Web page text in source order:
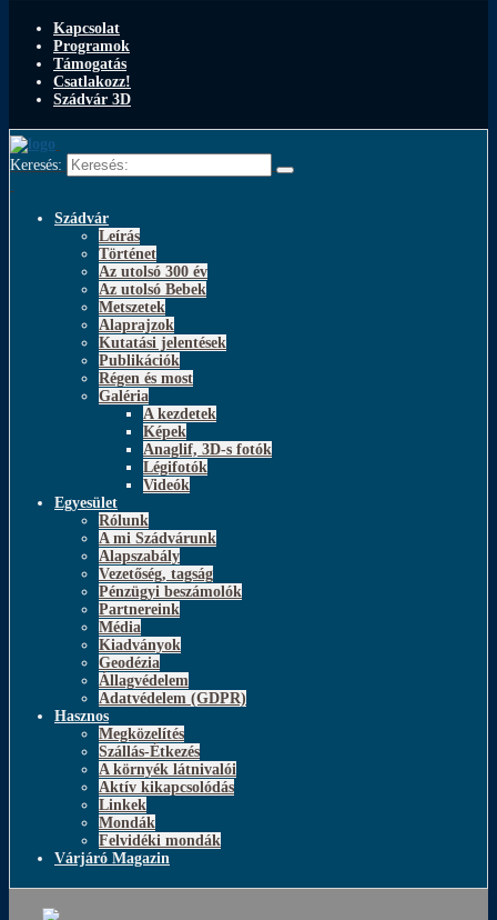
Kapcsolat
Programok
Támogatás
Csatlakozz!
Szádvár 3D
Keresés:
Szádvár
Leírás
Történet
Az utolsó 300 év
Az utolsó Bebek
Metszetek
Alaprajzok
Kutatási jelentések
Publikációk
Régen és most
Galéria
A kezdetek
Képek
Anaglif, 3D-s fotók
Légifotók
Videók
Egyesület
Rólunk
A mi Szádvárunk
Alapszabály
Vezetőség, tagság
Pénzügyi beszámolók
Partnereink
Média
Kiadványok
Geodézia
Állagvédelem
Adatvédelem (GDPR)
Hasznos
Megközelítés
Szállás-Étkezés
A környék látnivalói
Aktív kikapcsolódás
Linkek
Mondák
Felvidéki mondák
Várjáró Magazin